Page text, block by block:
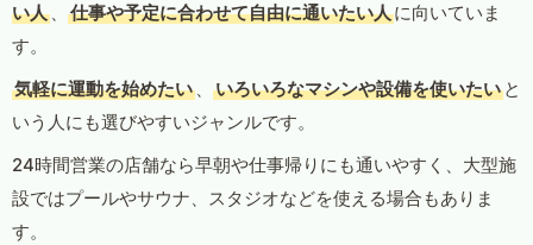
い人 、 仕事や予定に合わせて自由に通いたい人に向いていま
す。
気軽に運動を始めたい 、 いろいろなマシンや設備を使いたい と
いう人にも選びやすいジャンルです。
24時間営業の店舗なら早朝や仕事帰りにも通いやすく、大型施
設ではプールやサウナ、スタジオなどを使える場合もありま
す。